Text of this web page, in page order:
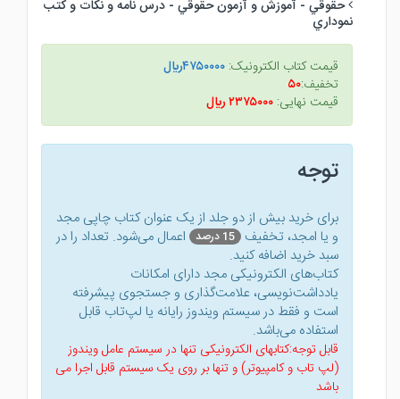
حقوقي - آموزش و آزمون حقوقي - درس نامه و نكات و كتب
نموداري
قیمت کتاب الکترونیک: ۴۷۵۰۰۰۰ريال
تخفیف:۵۰
قیمت نهایی: ۲۳۷۵۰۰۰ ريال
توجه
برای خرید بیش از دو جلد از یک عنوان کتاب‌ چاپی مجد
و یا امجد، تخفیف 15 درصد
اعمال می‌شود. تعداد را در
سبد خرید اضافه کنید.
کتاب‌های الکترونیکی مجد دارای امکانات
یادداشت‌نویسی، علامت‌گذاری و جستجوی پیشرفته
است و فقط در سیستم ویندوز رایانه یا لپ‌تاب قابل
استفاده می‌باشد.
قابل توجه:کتابهای الکترونیکی تنها در سیستم عامل ویندوز
(لپ تاب و کامپیوتر) و تنها بر روی یک سیستم قابل اجرا می
باشد